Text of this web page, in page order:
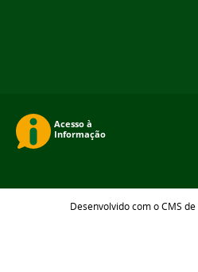
Desenvolvido com o CMS